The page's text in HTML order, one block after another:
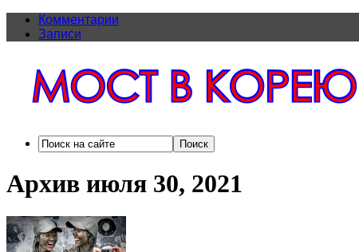
Комментарии
Записи
Архив июля 30, 2021